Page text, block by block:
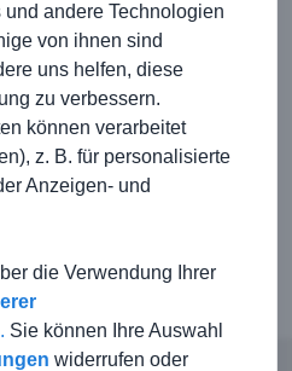
auf heimischen Platz den
um 19:30 Uhr beim ESV
gegen Unterdeufstetten.
auf eure Unterstützung.
andere Technologien
von ihnen sind
uns helfen, diese
zu verbessern.
können verarbeitet
z. B. für personalisierte
Anzeigen- und
die Verwendung Ihrer
. Sie können Ihre Auswahl
widerrufen oder